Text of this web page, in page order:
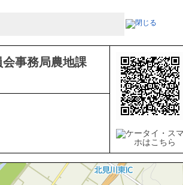
事務局農地課